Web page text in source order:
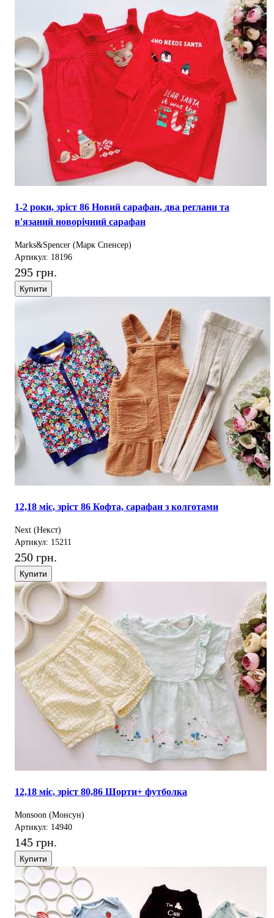
1-2 роки, зріст 86 Новий сарафан, два реглани та
в'язаний новорічний сарафан
Marks&Spencer (Марк Спенсер)
Артикул: 18196
295 грн.
Купити
12,18 міс, зріст 86 Кофта, сарафан з колготами
Next (Некст)
Артикул: 15211
250 грн.
Купити
12,18 міс, зріст 80,86 Шорти+ футболка
Monsoon (Монсун)
Артикул: 14940
145 грн.
Купити